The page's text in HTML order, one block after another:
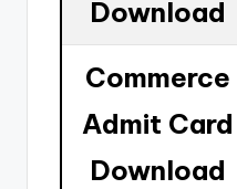
Download
Commerce
Admit Card
Download